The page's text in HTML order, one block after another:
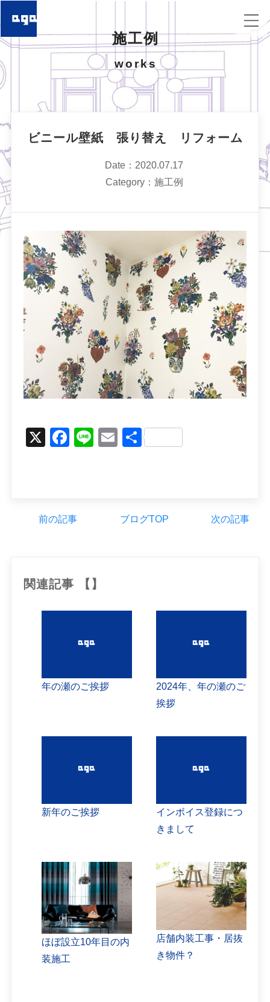
施工例
works
ビニール壁紙 張り替え リフォーム
Date：2020.07.17
Category：施工例
X Facebook
LineEmailShare
前の記事 ブログTOP 次の記事
関連記事 【】
年の瀬のご挨拶
2024年、年の瀬のご
挨拶
新年のご挨拶
インボイス登録につ
きまして
ほぼ設立10年目の内
装施工
店舗内装工事・居抜
き物件？